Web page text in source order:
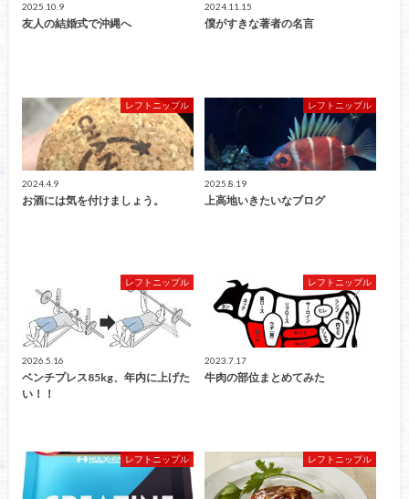
2025.10.9
友人の結婚式で沖縄へ
2024.11.15
僕がすきな著者の名言
レフトニップル
2024.4.9
お酒には気を付けましょう。
レフトニップル
2025.8.19
上高地いきたいなブログ
レフトニップル
2026.5.16
ベンチプレス85kg、年内に上げた
い！！
レフトニップル
2023.7.17
牛肉の部位まとめてみた
レフトニップル レフトニップル